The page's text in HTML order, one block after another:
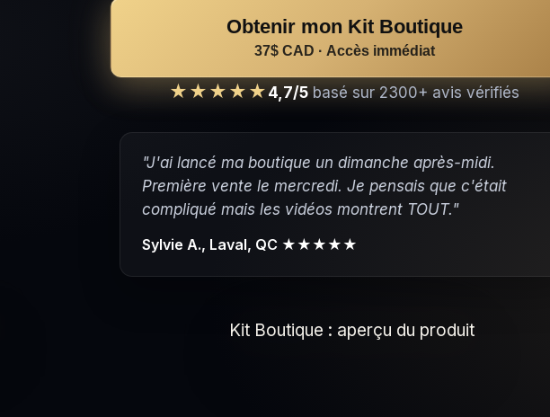
Obtenir mon Kit Boutique
37$ CAD Accès immédiat
★★★★★4,7/5 basé sur 2300+ avis vérifiés
"J'ai lancé ma boutique un dimanche après-midi.
Première vente le mercredi. Je pensais que c'était
compliqué mais les vidéos montrent TOUT."
Sylvie A., Laval, QC ★★★★★